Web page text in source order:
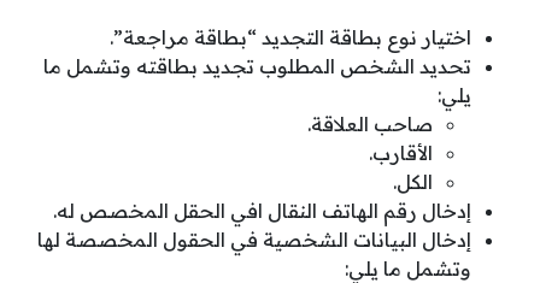
اختيار نوع بطاقة التجديد “بطاقة مراجعة”.
تحديد الشخص المطلوب تجديد بطاقته وتشمل ما
يلي:
صاحب العلاقة.
الأقارب.
الكل.
إدخال رقم الهاتف النقال افي الحقل المخصص له.
إدخال البيانات الشخصية في الحقول المخصصة لها
وتشمل ما يلي: